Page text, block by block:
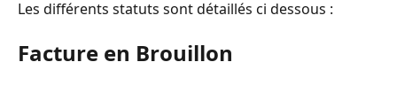
Les différents statuts sont détaillés ci dessous :
Facture en Brouillon